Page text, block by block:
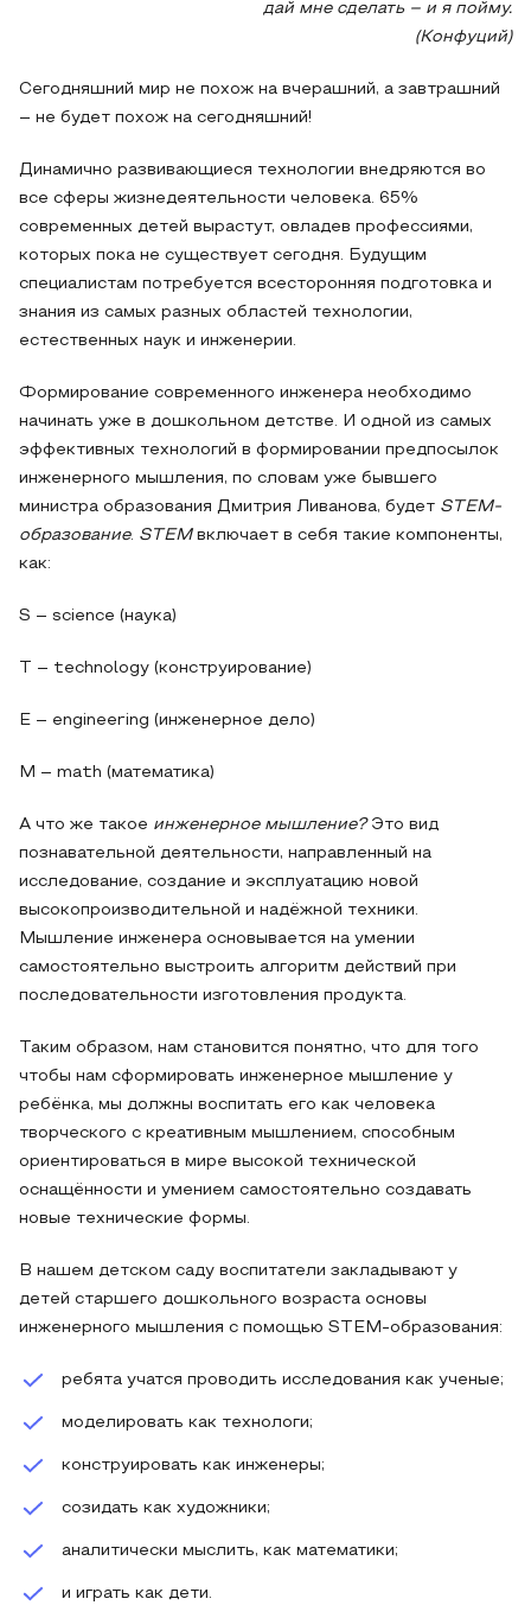
дай мне сделать – и я пойму.
(Конфуций)
Сегодняшний мир не похож на вчерашний, а завтрашний
– не будет похож на сегодняшний!
Динамично развивающиеся технологии внедряются во
все сферы жизнедеятельности человека. 65%
современных детей вырастут, овладев профессиями,
которых пока не существует сегодня. Будущим
специалистам потребуется всесторонняя подготовка и
знания из самых разных областей технологии,
естественных наук и инженерии.
Формирование современного инженера необходимо
начинать уже в дошкольном детстве. И одной из самых
эффективных технологий в формировании предпосылок
инженерного мышления, по словам уже бывшего
министра образования Дмитрия Ливанова, будет STEM-
образование. STEMвключает в себя такие компоненты,
как:
S – science (наука)
T – technology (конструирование)
E – engineering (инженерное дело)
М – math (математика)
А что же такое инженерное мышление?Это вид
познавательной деятельности, направленный на
исследование, создание и эксплуатацию новой
высокопроизводительной и надёжной техники.
Мышление инженера основывается на умении
самостоятельно выстроить алгоритм действий при
последовательности изготовления продукта.
Таким образом, нам становится понятно, что для того
чтобы нам сформировать инженерное мышление у
ребёнка, мы должны воспитать его как человека
творческого с креативным мышлением, способным
ориентироваться в мире высокой технической
оснащённости и умением самостоятельно создавать
новые технические формы.
В нашем детском саду воспитатели закладывают у
детей старшего дошкольного возраста основы
инженерного мышления с помощью STEM-образования:
ребята учатся проводить исследования как ученые;
моделировать как технологи;
конструировать как инженеры;
созидать как художники;
аналитически мыслить, как математики;
и играть как дети.